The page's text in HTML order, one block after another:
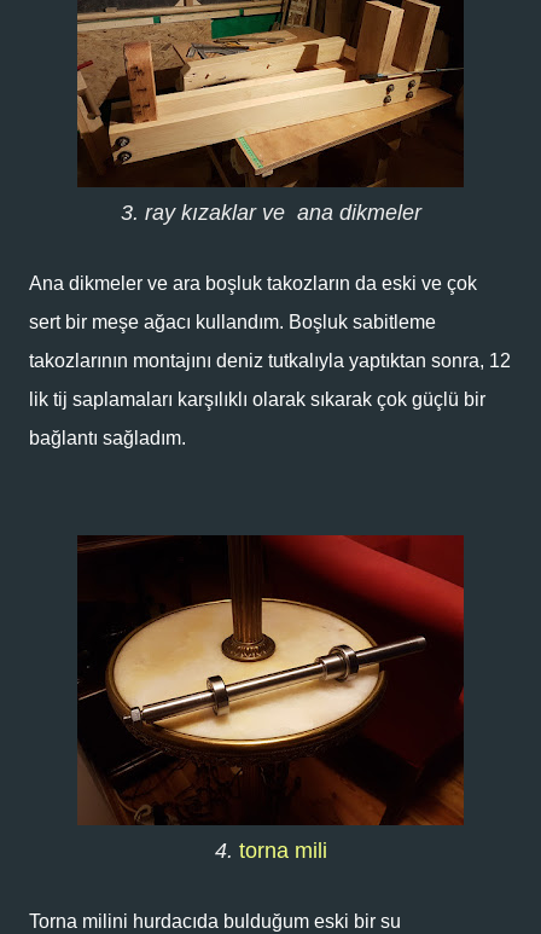
3. ray kızaklar ve ana dikmeler
Ana dikmeler ve ara boşluk takozların da eski ve çok
sert bir meşe ağacı kullandım. Boşluk sabitleme
takozlarının montajını deniz tutkalıyla yaptıktan sonra, 12
lik tij saplamaları karşılıklı olarak sıkarak çok güçlü bir
bağlantı sağladım.
4. torna mili
Torna milini hurdacıda bulduğum eski bir su